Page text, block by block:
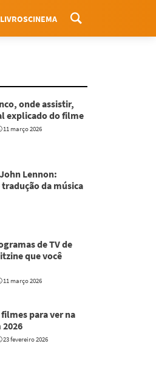
LIVROSCINEMA
onde assistir,
explicado do filme
11 março 2026
Lennon:
da música
de TV de
que você
11 março 2026
para ver na
2026
23 fevereiro 2026